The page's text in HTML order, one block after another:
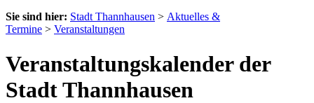
Sie sind hier: Stadt Thannhausen > Aktuelles &
Termine > Veranstaltungen
Veranstaltungskalender der
Stadt Thannhausen